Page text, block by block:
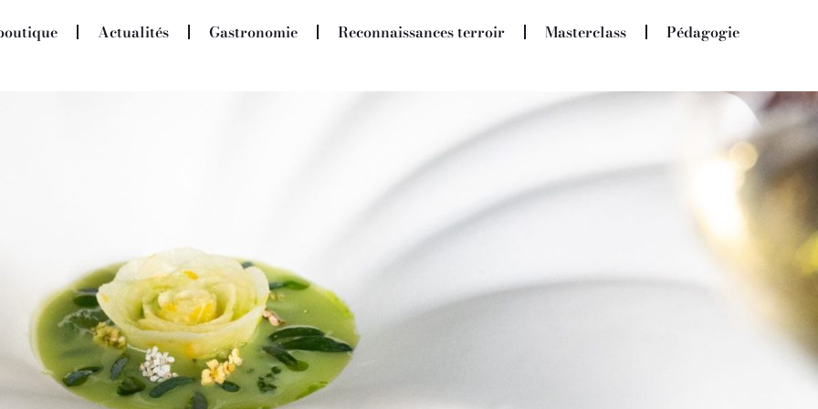
Actualités Gastronomie Reconnaissances terroir Masterclass Pédagogie